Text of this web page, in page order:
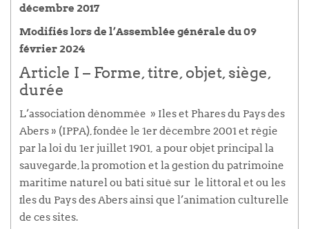
décembre 2017
Modifiés lors de l’Assemblée générale du 09
février 2024
Article I – Forme, titre, objet, siège,
durée
L’association dénommée » Iles et Phares du Pays des
Abers » (IPPA), fondée le 1er décembre 2001 et régie
par la loi du 1er juillet 1901, a pour objet principal la
sauvegarde, la promotion et la gestion du patrimoine
maritime naturel ou bâti situé sur le littoral et ou les
îles du Pays des Abers ainsi que l’animation culturelle
de ces sites.